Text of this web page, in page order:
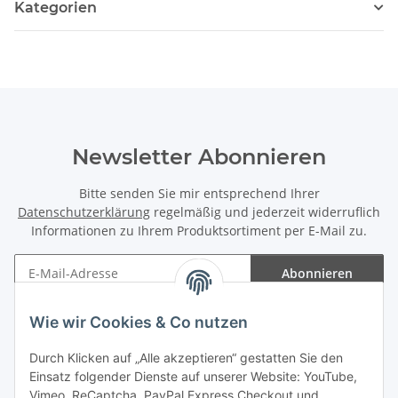
Wie wir Cookies & Co nutzen
Durch Klicken auf „Alle akzeptieren“ gestatten Sie den
Einsatz folgender Dienste auf unserer Website: YouTube,
Kategorien
Newsletter Abonnieren
Bitte senden Sie mir entsprechend Ihrer
Datenschutzerklärung regelmäßig und jederzeit widerruflich
Informationen zu Ihrem Produktsortiment per E-Mail zu.
Abonnieren
Gesetzliche Informationen